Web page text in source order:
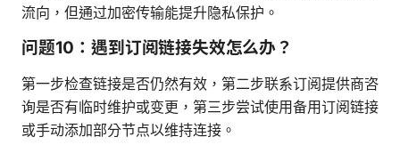
流向，但通过加密传输能提升隐私保护。
问题10：遇到订阅链接失效怎么办？
第一步检查链接是否仍然有效，第二步联系订阅提供商咨
询是否有临时维护或变更，第三步尝试使用备用订阅链接
或手动添加部分节点以维持连接。